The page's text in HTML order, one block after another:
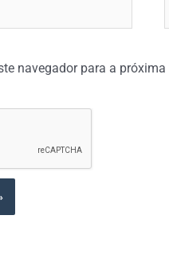
navegador para a próxima